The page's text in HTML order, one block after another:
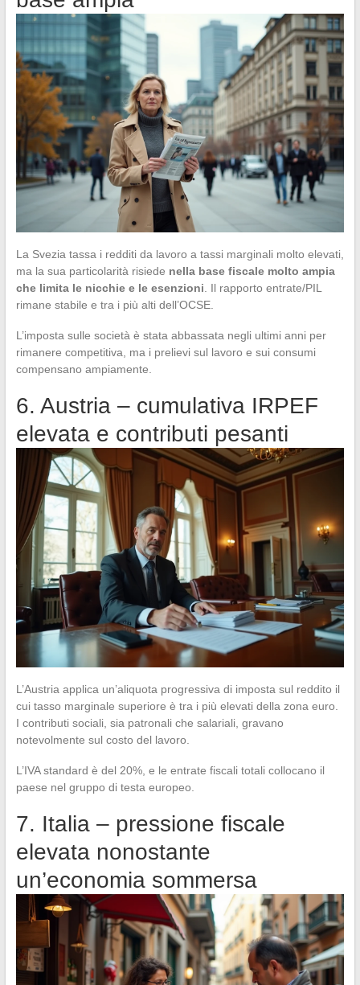
La Svezia tassa i redditi da lavoro a tassi marginali molto elevati,
ma la sua particolarità risiede nella base fiscale molto ampia
che limita le nicchie e le esenzioni. Il rapporto entrate/PIL
rimane stabile e tra i più alti dell’OCSE.
L’imposta sulle società è stata abbassata negli ultimi anni per
rimanere competitiva, ma i prelievi sul lavoro e sui consumi
compensano ampiamente.
6. Austria – cumulativa IRPEF
elevata e contributi pesanti
L’Austria applica un’aliquota progressiva di imposta sul reddito il
cui tasso marginale superiore è tra i più elevati della zona euro.
I contributi sociali, sia patronali che salariali, gravano
notevolmente sul costo del lavoro.
L’IVA standard è del 20%, e le entrate fiscali totali collocano il
paese nel gruppo di testa europeo.
7. Italia – pressione fiscale
elevata nonostante
un’economia sommersa